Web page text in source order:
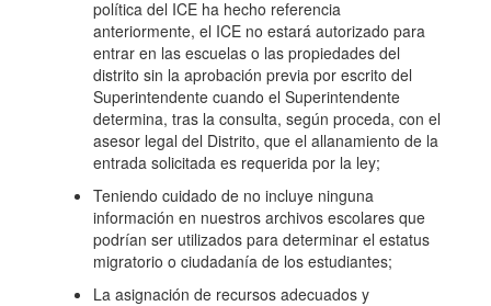
política del ICE ha hecho referencia
anteriormente, el ICE no estará autorizado para
entrar en las escuelas o las propiedades del
distrito sin la aprobación previa por escrito del
Superintendente cuando el Superintendente
determina, tras la consulta, según proceda, con el
asesor legal del Distrito, que el allanamiento de la
entrada solicitada es requerida por la ley;
Teniendo cuidado de no incluye ninguna
información en nuestros archivos escolares que
podrían ser utilizados para determinar el estatus
migratorio o ciudadanía de los estudiantes;
La asignación de recursos adecuados y